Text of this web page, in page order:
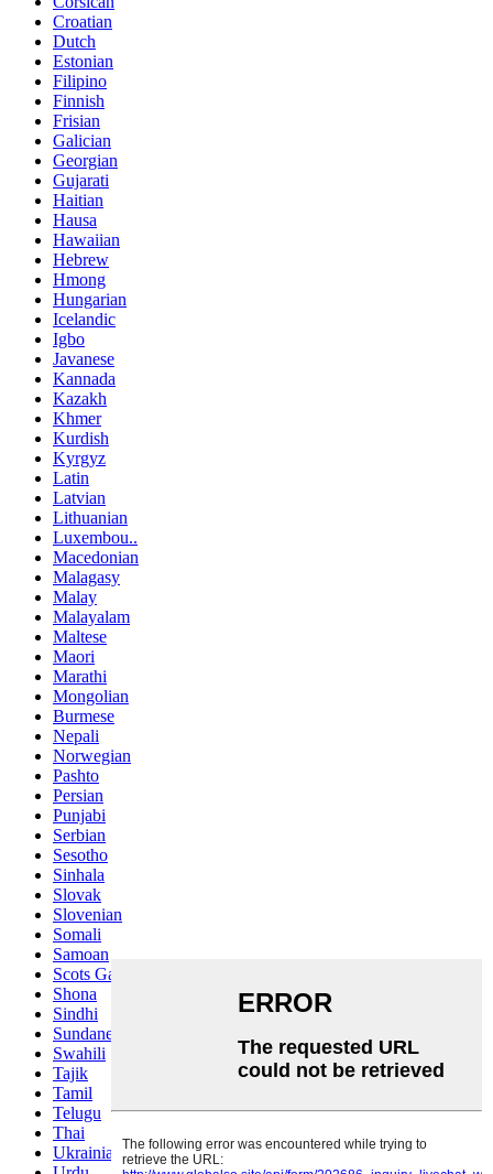
Croatian
Dutch
Estonian
Filipino
Finnish
Frisian
Galician
Georgian
Gujarati
Haitian
Hausa
Hawaiian
Hebrew
Hmong
Hungarian
Icelandic
Igbo
Javanese
Kannada
Kazakh
Khmer
Kurdish
Kyrgyz
Latin
Latvian
Lithuanian
Luxembou..
Macedonian
Malagasy
Malay
Malayalam
Maltese
Maori
Marathi
Mongolian
Burmese
Nepali
Norwegian
Pashto
Persian
Punjabi
Serbian
Sesotho
Sinhala
Slovak
Slovenian
Somali
Samoan
Scots Gaelic
Shona
Sindhi
Sundanese
Swahili
Tajik
Tamil
Telugu
Thai
Ukrainian